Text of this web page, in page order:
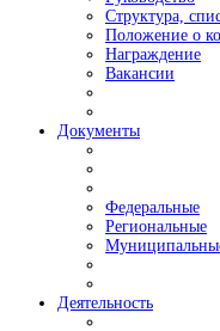
Структура,
Положение о
Награждение
Вакансии
Документы
Федеральные
Региональные
Деятельность